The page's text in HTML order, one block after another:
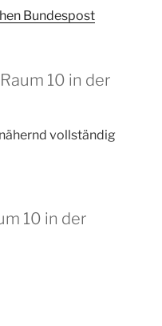
Bundespost
10 in der
vollständig
10 in der